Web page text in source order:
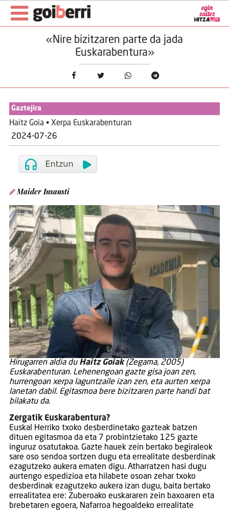
«Nire bizitzaren parte da jada
Euskarabentura»
Gaztejira
Haitz Goia • Xerpa Euskarabenturan
2024-07-26
Maider Insausti
Hirugarren aldia du Haitz Goiak(Zegama, 2005)
Euskarabenturan. Lehenengoan gazte gisa joan zen,
hurrengoan xerpa laguntzaile izan zen, eta aurten xerpa
lanetan dabil. Egitasmoa bere bizitzaren parte handi bat
bilakatu da.
Zergatik Euskarabentura?
Euskal Herriko txoko desberdinetako gazteak batzen
dituen egitasmoa da eta 7 probintzietako 125 gazte
inguruz osatutakoa. Gazte hauek zein bertako begiraleok
sare oso sendoa sortzen dugu eta errealitate desberdinak
ezagutzeko aukera ematen digu. Atharratzen hasi dugu
aurtengo espedizioa eta hilabete osoan zehar txoko
desberdinak ezagutzeko aukera izan dugu, baita bertako
errealitatea ere: Zuberoako euskararen zein baxoaren eta
brebetaren egoera, Nafarroa hegoaldeko errealitate